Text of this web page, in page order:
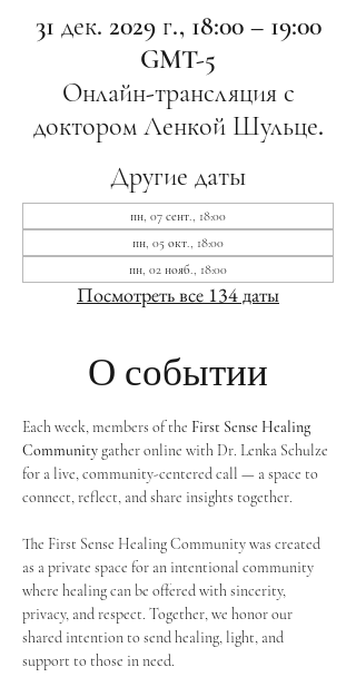
31 дек. 2029 г., 18:00 – 19:00
GMT-5
Онлайн-трансляция с
доктором Ленкой Шульце.
Другие даты
пн, 07 сент., 18:00
пн, 05 окт., 18:00
пн, 02 нояб., 18:00
Посмотреть все 134 даты
О событии
Each week, members of the First Sense Healing
Community gather online with Dr. Lenka Schulze
for a live, community-centered call — a space to
connect, reflect, and share insights together.
The First Sense Healing Community was created
as a private space for an intentional community
where healing can be offered with sincerity,
privacy, and respect. Together, we honor our
shared intention to send healing, light, and
support to those in need.